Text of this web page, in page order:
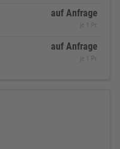
auf Anfrage
je 1 Pr.
auf Anfrage
je 1 Pr.